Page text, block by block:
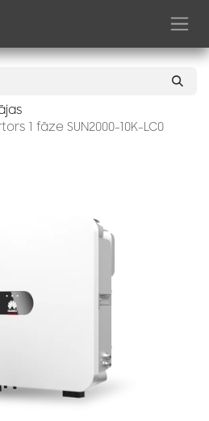
1 fāze SUN2000-10K-LC0